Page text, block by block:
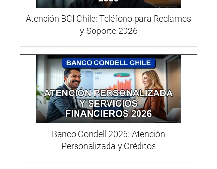
Atención BCI Chile: Teléfono para Reclamos
y Soporte 2026
Banco Condell 2026: Atención
Personalizada y Créditos